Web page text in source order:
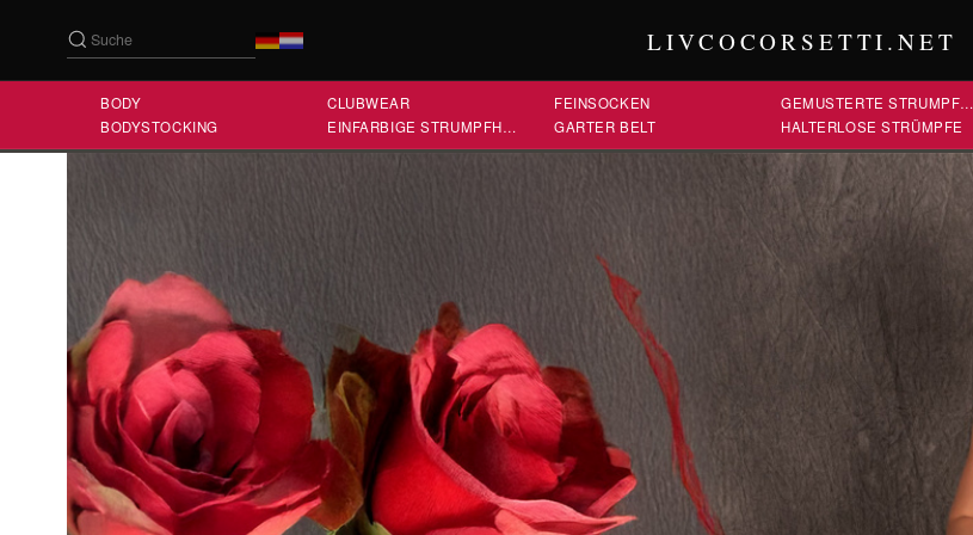
LIVCOCORSETTI.NET
BODY
BODYSTOCKING
CLUBWEAR
EINFARBIGE STRUMPFHOSE
FEINSOCKEN
GARTER BELT
GEMUSTERTE STRUMPFHOSEN
HALTERLOSE STRÜMPFE